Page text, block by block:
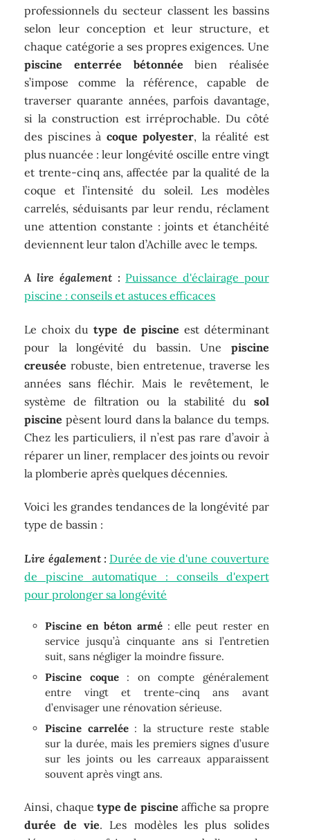
professionnels du secteur classent les bassins
selon leur conception et leur structure, et
chaque catégorie a ses propres exigences. Une
piscine enterrée bétonnée bien réalisée
s’impose comme la référence, capable de
traverser quarante années, parfois davantage,
si la construction est irréprochable. Du côté
des piscines à coque polyester, la réalité est
plus nuancée : leur longévité oscille entre vingt
et trente-cinq ans, affectée par la qualité de la
coque et l’intensité du soleil. Les modèles
carrelés, séduisants par leur rendu, réclament
une attention constante : joints et étanchéité
deviennent leur talon d’Achille avec le temps.
A lire également : Puissance d'éclairage pour
piscine : conseils et astuces efficaces
Le choix dutype de piscine est déterminant
pour la longévité du bassin. Une piscine
creusée robuste, bien entretenue, traverse les
années sans fléchir. Mais le revêtement, le
système de filtration ou la stabilité du sol
piscine pèsent lourd dans la balance du temps.
Chez les particuliers, il n’est pas rare d’avoir à
réparer un liner, remplacer des joints ou revoir
la plomberie après quelques décennies.
Voici les grandes tendances de la longévité par
type de bassin :
Lire également : Durée de vie d'une couverture
de piscine automatique : conseils d'expert
pour prolonger sa longévité
Piscine en béton armé: elle peut rester en
service jusqu’à cinquante ans si l’entretien
suit, sans négliger la moindre fissure.
Piscine coque: on compte généralement
entre vingt et trente-cinq ans avant
d’envisager une rénovation sérieuse.
Piscine carrelée: la structure reste stable
sur la durée, mais les premiers signes d’usure
sur les joints ou les carreaux apparaissent
souvent après vingt ans.
Ainsi, chaquetype de piscine affiche sa propre
durée de vie. Les modèles les plus solides